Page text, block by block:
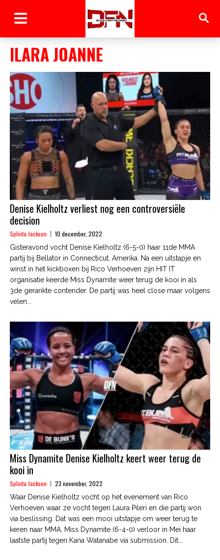
ILARA JOANNE
Denise Kielholtz verliest nog een controversiële
decision
Splinta Jackson 10 december, 2022
Gisteravond vocht Denise Kielholtz (6-5-0) haar 11de MMA
partij bij Bellator in Connecticut, Amerika. Na een uitstapje en
winst in het kickboxen bij Rico Verhoeven zijn HIT IT
organisatie keerde Miss Dynamite weer terug de kooi in als
3de gerankte contender. De partij was heel close maar volgens
velen...
Miss Dynamite Denise Kielholtz keert weer terug de
kooi in
Splinta Jackson 23 november, 2022
Waar Denise Kielholtz vocht op het evenement van Rico
Verhoeven waar ze vocht tegen Laura Pileri en die partij won
via beslissing. Dat was een mooi uitstapje om weer terug te
keren naar MMA. Miss Dynamite (6-4-0) verloor in Mei haar
laatste partij tegen Kana Watanabe via submission. Dit...